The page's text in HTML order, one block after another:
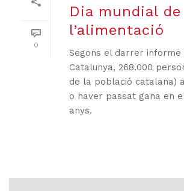
0
Dia mundial de
l’alimentació
Segons el darrer informe
Catalunya, 268.000
de la població catalana)
o haver passat gana en
anys.